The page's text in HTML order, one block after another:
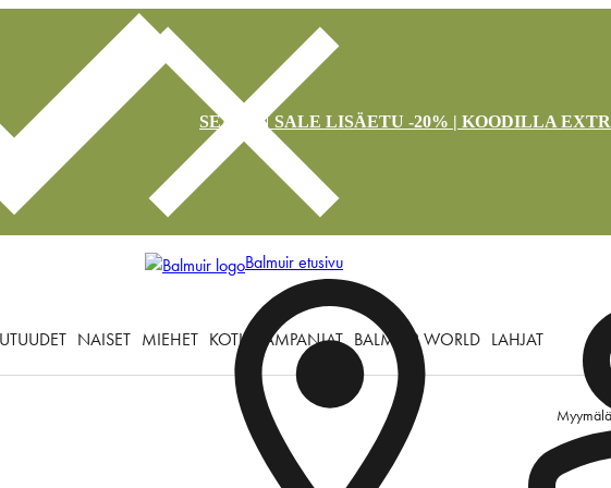
SEASON SALE LISÄETU -20% | KOODILLA
Balmuir etusivu
NAISET MIEHET KOTI KAMPANJAT BALMUIR WORLD LAHJAT